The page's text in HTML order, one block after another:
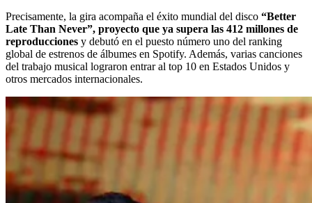
Precisamente, la gira acompaña el éxito mundial del disco “Better
Late Than Never”, proyecto que ya supera las 412 millones de
reproducciones y debutó en el puesto número uno del ranking
global de estrenos de álbumes en Spotify. Además, varias canciones
del trabajo musical lograron entrar al top 10 en Estados Unidos y
otros mercados internacionales.